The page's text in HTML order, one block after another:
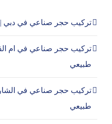
تركيب حجر صناعي في دبي |0544026642| حجر طبيعي
طبيعي
طبيعي